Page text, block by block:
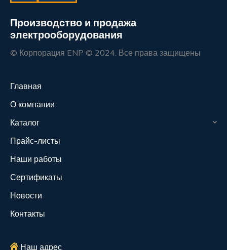
Производство и продажа
электрооборудования
© Корпорация ENP © 2024. Все права защищены
Главная
О компании
Каталог
Прайс-листы
Наши работы
Сертификаты
Новости
Контакты
Наш адрес